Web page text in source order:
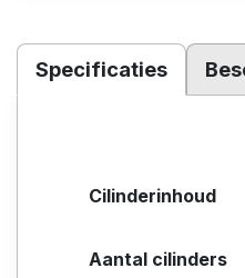
Specificaties
Cilinderinhoud
Aantal cilinders